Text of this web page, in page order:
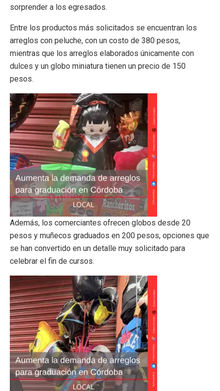
sorprender a los egresados.
Entre los productos más solicitados se encuentran los
arreglos con peluche, con un costo de 380 pesos,
mientras que los arreglos elaborados únicamente con
dulces y un globo miniatura tienen un precio de 150
pesos.
Además, los comerciantes ofrecen globos desde 20
pesos y muñecos graduados en 200 pesos, opciones que
se han convertido en un detalle muy solicitado para
celebrar el fin de cursos.